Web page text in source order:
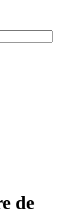
de